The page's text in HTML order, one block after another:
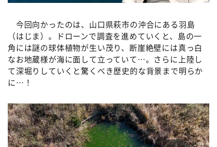
今回向かったのは、山口県萩市の沖合にある羽島
（はじま）。ドローンで調査を進めていくと、島の一
角には謎の球体植物が生い茂り、断崖絶壁には真っ白
なお地蔵様が海に面して立っていて…。さらに上陸し
て深堀りしていくと驚くべき歴史的な背景まで明らか
に…！